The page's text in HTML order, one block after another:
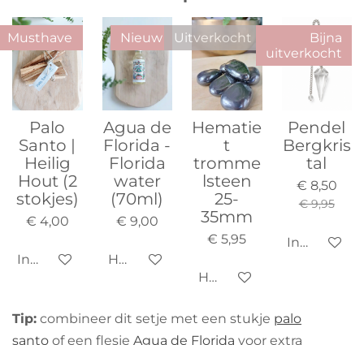
Musthave
Palo
Santo |
Heilig
Hout (2
stokjes)
€ 4,00
In winkelwagen
Nieuw
Agua de
Florida -
Florida
water
(70ml)
€ 9,00
Houd mij op de hoogte
Uitverkocht
Hematie
t
tromme
lsteen
25-
35mm
€ 5,95
Houd mij op de hoogte
Bijna
uitverkocht
Pendel
Bergkris
tal
€ 8,50
€ 9,95
In
Tip: combineer dit setje met een stukje palo
santo of een flesje Agua de Florida voor extra